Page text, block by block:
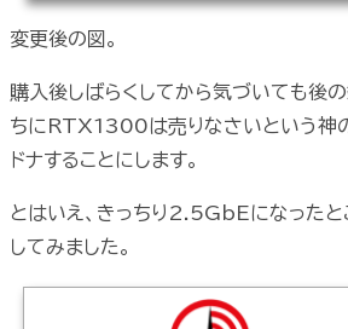
変更後の図。
購入後しばらくしてから気づいても後の
ちにRTX1300は売りなさいという神
ドナすることにします。
とはいえ、きっちり2.5GbEになったと
してみました。